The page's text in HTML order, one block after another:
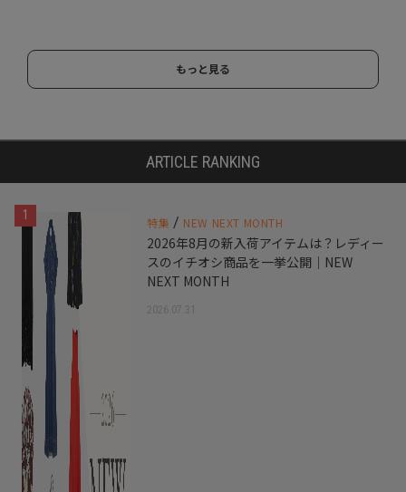
もっと見る
ARTICLE RANKING
1 特集 / NEW NEXT MONTH
2026年8月の新入荷アイテムは？レディー
スのイチオシ商品を一挙公開｜NEW
NEXT MONTH
2026.07.31